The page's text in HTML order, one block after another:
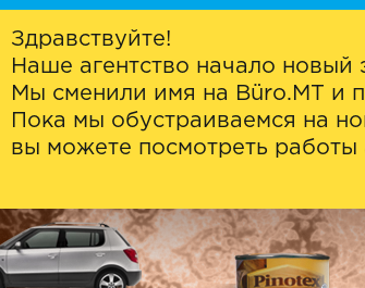
Здравствуйте!
Наше агентство начало новый
Мы сменили имя на Büro.MT и
Пока мы обустраиваемся на
вы можете посмотреть работы